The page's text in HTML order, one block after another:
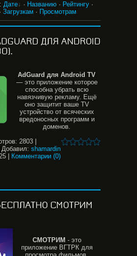
: Дате · Названию · Рейтингу ·
· Загрузкам · Просмотрам
ДЛЯ ANDROID
AdGuard для Android TV
— это приложение которое
способна убрать всю
навязчивую рекламу. Ещё
оно защитит ваше TV
устройство от всяческих
вредоносных программ и
доменов.
2803
Добавил: shamardin
Комментарии (0)
СМОТРИМ
СМОТРИМ - это
приложение ВГТРК для